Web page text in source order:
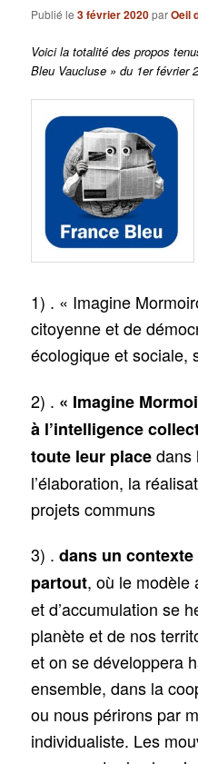
Publié le3 février 2020parOeil
Voici la totalité des propos
Bleu Vaucluse » du 1er février
1) . « Imagine
citoyenne et de
écologique et sociale,
2) . « Imagine
à l’intelligence
toute leur placedans
l’élaboration, la
projets communs
3) .dans un
partout, où le modèle
et d’accumulation se
planète et de nos
et on se développera
ensemble, dans la
ou nous périrons par
individualiste. Les